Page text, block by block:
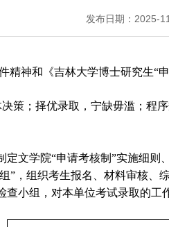
发布日期：2025-
精神和《吉林大学博士研究生“
策；择优录取，宁缺毋滥；
文学院“申请考核制”实施细则
”，组织考生报名、材料审核、
小组，对本单位考试录取的